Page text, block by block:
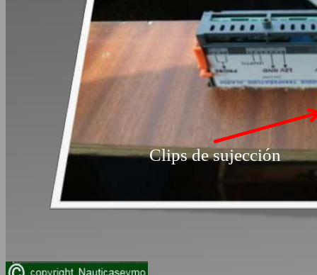
Clips de sujección